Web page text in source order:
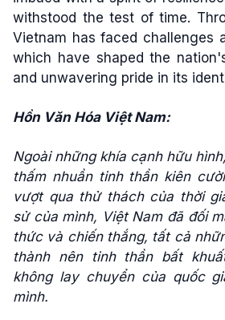
withstood the test of time.
Vietnam has faced challenges
which have shaped the
and unwavering pride in its
Hồn Văn Hóa Việt Nam:
Ngoài những khía cạnh hữu
thấm nhuần tinh thần kiên
vượt qua thử thách của thời
sử của mình, Việt Nam đã đối
thức và chiến thắng, tất cả
thành nên tinh thần bất
không lay chuyển của quốc
mình.